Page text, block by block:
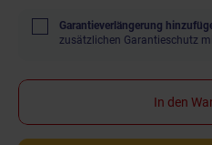
Garantieverlängerung
zusätzlichen Garantieschutz
In den